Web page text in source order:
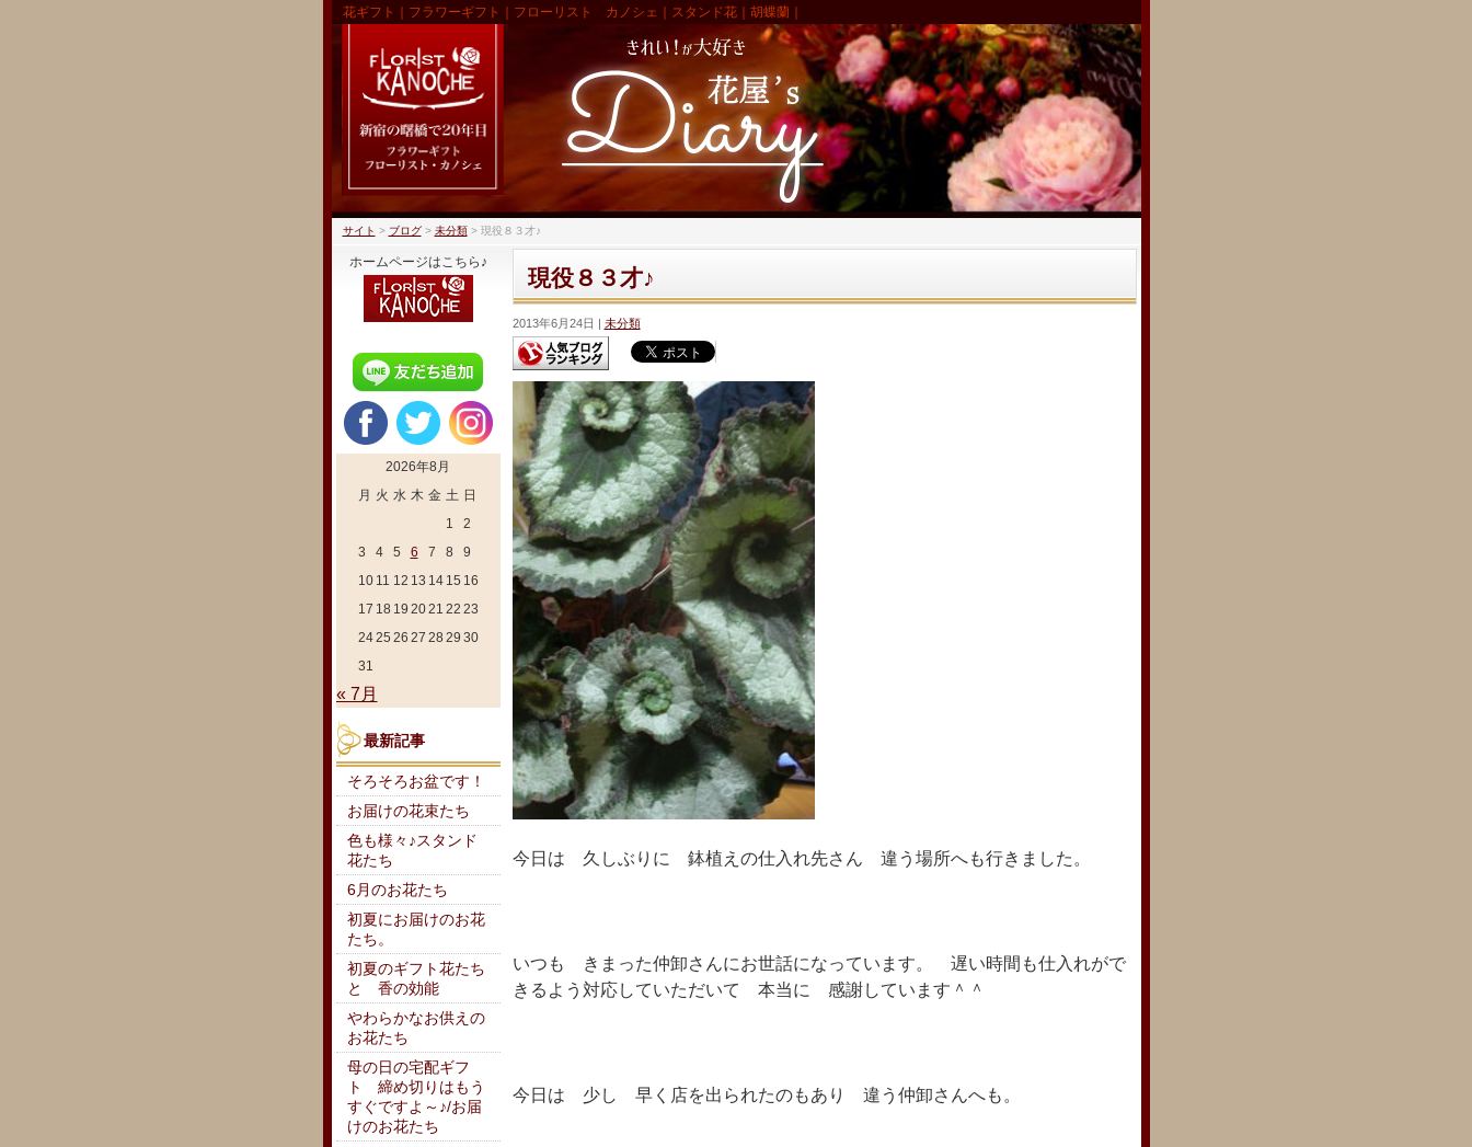
花ギフト｜フラワーギフト｜フローリスト カノシェ｜スタンド花｜胡蝶蘭｜
サイト > ブログ> 未分類> 現役８３才♪
現役８３才♪
2013年6月24日 未分類
今日は 久しぶりに 鉢植えの仕入れ先さん 違う場所へも行きました。
いつも きまった仲卸さんにお世話になっています。 遅い時間も仕入れがで
きるよう対応していただいて 本当に 感謝しています＾＾
今日は 少し 早く店を出られたのもあり 違う仲卸さんへも。
ホームページはこちら♪
2026年8月
月 火 水 木 金 土 日
1
2
3
4 5 6 7 8
9
10 11 12 13 14 15 16
17 18 19 2021 22 23
2425 26 27 28 29 30
31
« 7月
最新記事
そろそろお盆です！
お届けの花束たち
色も様々♪スタンド
花たち
6月のお花たち
初夏にお届けのお花
たち。
初夏のギフト花たち
と 香の効能
やわらかなお供えの
お花たち
母の日の宅配ギフ
ト 締め切りはもう
すぐですよ～♪/お届
けのお花たち